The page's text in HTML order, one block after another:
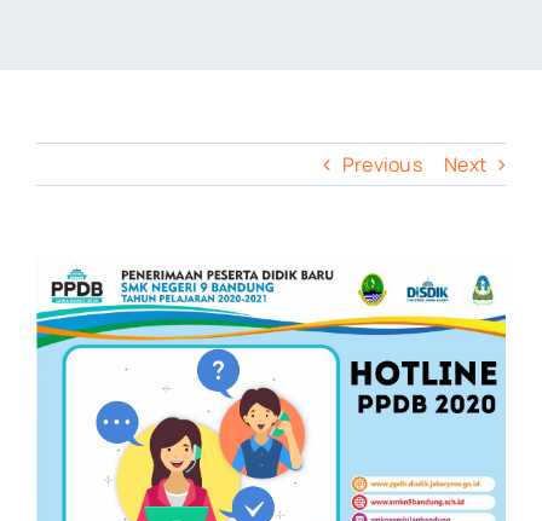
Previous Next
View
Larger
Image